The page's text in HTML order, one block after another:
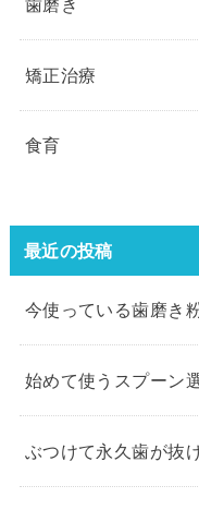
矯正治療
食育
最近の投稿
今使っている歯磨き
始めて使うスプーン
ぶつけて永久歯が抜